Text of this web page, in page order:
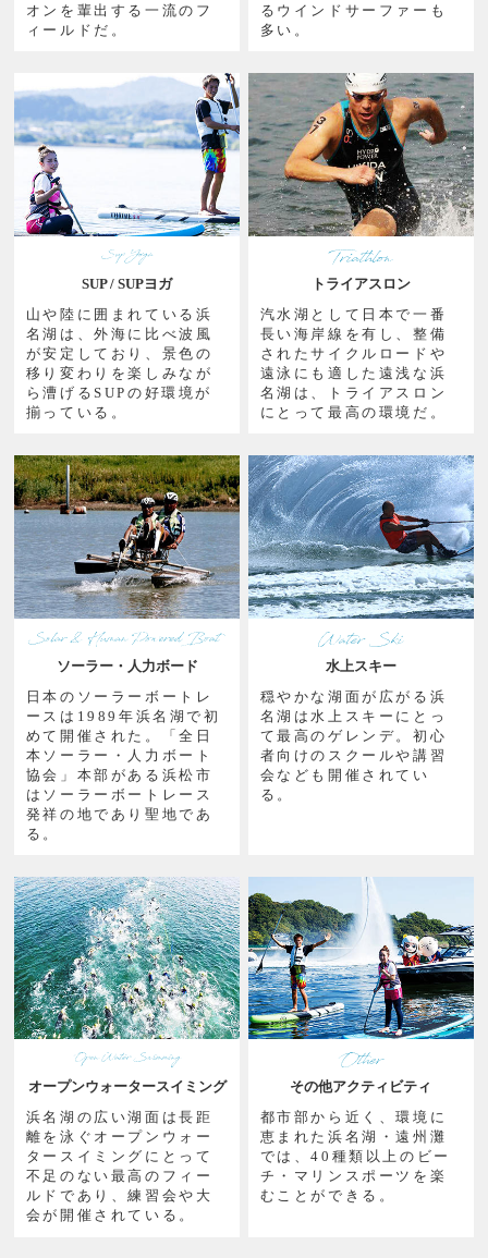
オンを輩出する一流のフ
ィールドだ。
るウインドサーファーも
多い。
SUP / SUPヨガ
山や陸に囲まれている浜
名湖は、外海に比べ波風
が安定しており、景色の
移り変わりを楽しみなが
ら漕げるSUPの好環境が
揃っている。
トライアスロン
汽水湖として日本で一番
長い海岸線を有し、整備
されたサイクルロードや
遠泳にも適した遠浅な浜
名湖は、トライアスロン
にとって最高の環境だ。
ソーラー・人力ボード
日本のソーラーボートレ
ースは1989年浜名湖で初
めて開催された。「全日
本ソーラー・人力ボート
協会」本部がある浜松市
はソーラーボートレース
発祥の地であり聖地であ
る。
水上スキー
穏やかな湖面が広がる浜
名湖は水上スキーにとっ
て最高のゲレンデ。初心
者向けのスクールや講習
会なども開催されてい
る。
オープンウォータースイミング
浜名湖の広い湖面は長距
離を泳ぐオープンウォー
タースイミングにとって
不足のない最高のフィー
ルドであり、練習会や大
会が開催されている。
その他アクティビティ
都市部から近く、環境に
恵まれた浜名湖・遠州灘
では、40種類以上のビー
チ・マリンスポーツを楽
むことができる。